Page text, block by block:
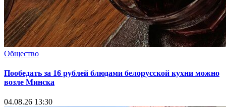
Общество
Пообедать за 16 рублей блюдами белорусской кухни можно
возле Минска
04.08.26 13:30